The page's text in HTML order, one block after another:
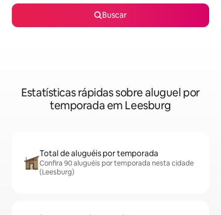
Buscar
Estatísticas rápidas sobre aluguel por
temporada em Leesburg
Total de aluguéis por temporada
Confira 90 aluguéis por temporada nesta cidade
(Leesburg)